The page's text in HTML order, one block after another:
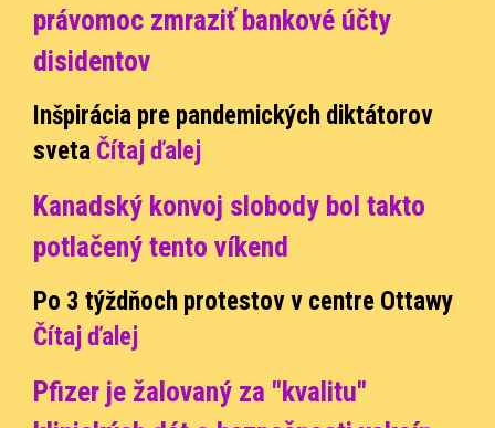
právomoc zmraziť bankové účty
disidentov
Inšpirácia pre pandemických diktátorov
sveta Čítaj ďalej
Kanadský konvoj slobody bol takto
potlačený tento víkend
Po 3 týždňoch protestov v centre Ottawy
Čítaj ďalej
Pfizer je žalovaný za "kvalitu"